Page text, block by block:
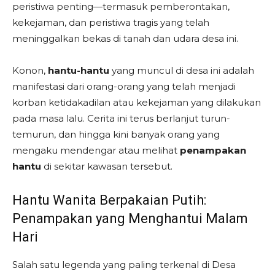
peristiwa penting—termasuk pemberontakan,
kekejaman, dan peristiwa tragis yang telah
meninggalkan bekas di tanah dan udara desa ini.
Konon, hantu-hantu yang muncul di desa ini adalah
manifestasi dari orang-orang yang telah menjadi
korban ketidakadilan atau kekejaman yang dilakukan
pada masa lalu. Cerita ini terus berlanjut turun-
temurun, dan hingga kini banyak orang yang
mengaku mendengar atau melihat penampakan
hantu di sekitar kawasan tersebut.
Hantu Wanita Berpakaian Putih:
Penampakan yang Menghantui Malam
Hari
Salah satu legenda yang paling terkenal di Desa